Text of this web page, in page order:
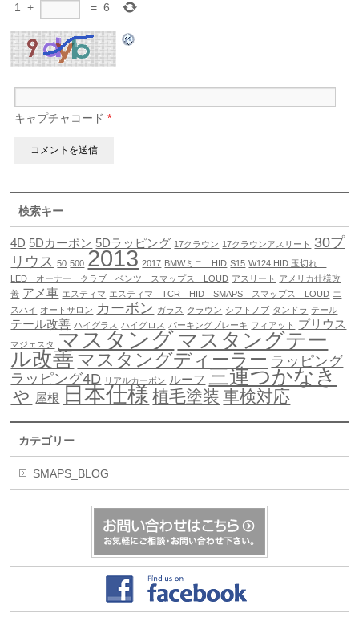
1 + = 6
キャプチャコード *
検索キー
4D 5Dカーボン 5Dラッピング 17クラウン 17クラウンアスリート
30プ
リウス
50 500 2013 2017 BMWミニ HID S15 W124 HID 玉切れ
LED オーナー クラブ ベンツ スマップス LOUD アスリート
アメリカ仕様改
善 アメ車 エスティマ エスティマ TCR HID SMAPS スマップス LOUD エ
スハイ オートサロン カーボン ガラス クラウン シフトノブ タンドラ テール
テール改善 ハイグラス ハイグロス パーキングブレーキ フィアット プリウス
マジェスタ マスタング マスタングテー
ル改善マスタングディーラー ラッピング
ラッピング4D リアルカーボン ルーフ 三連つかなき
ゃ 屋根 日本仕様 植毛塗装 車検対応
カテゴリー
SMAPS_BLOG